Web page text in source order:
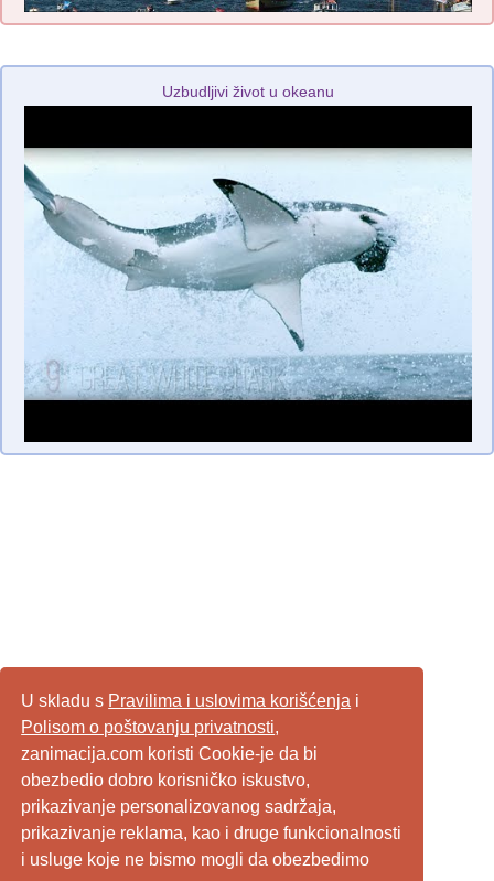
U skladu s Pravilima i uslovima korišćenja i
Polisom o poštovanju privatnosti,
zanimacija.com koristi Cookie-je da bi
obezbedio dobro korisničko iskustvo,
prikazivanje personalizovanog sadržaja,
prikazivanje reklama, kao i druge funkcionalnosti
i usluge koje ne bismo mogli da obezbedimo
Uzbudljivi život u okeanu